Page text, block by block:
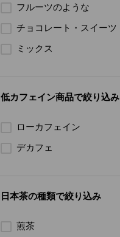
フルーツのような
チョコレート・スイーツ
ミックス
低カフェイン商品で絞り込み
ローカフェイン
デカフェ
日本茶の種類で絞り込み
煎茶